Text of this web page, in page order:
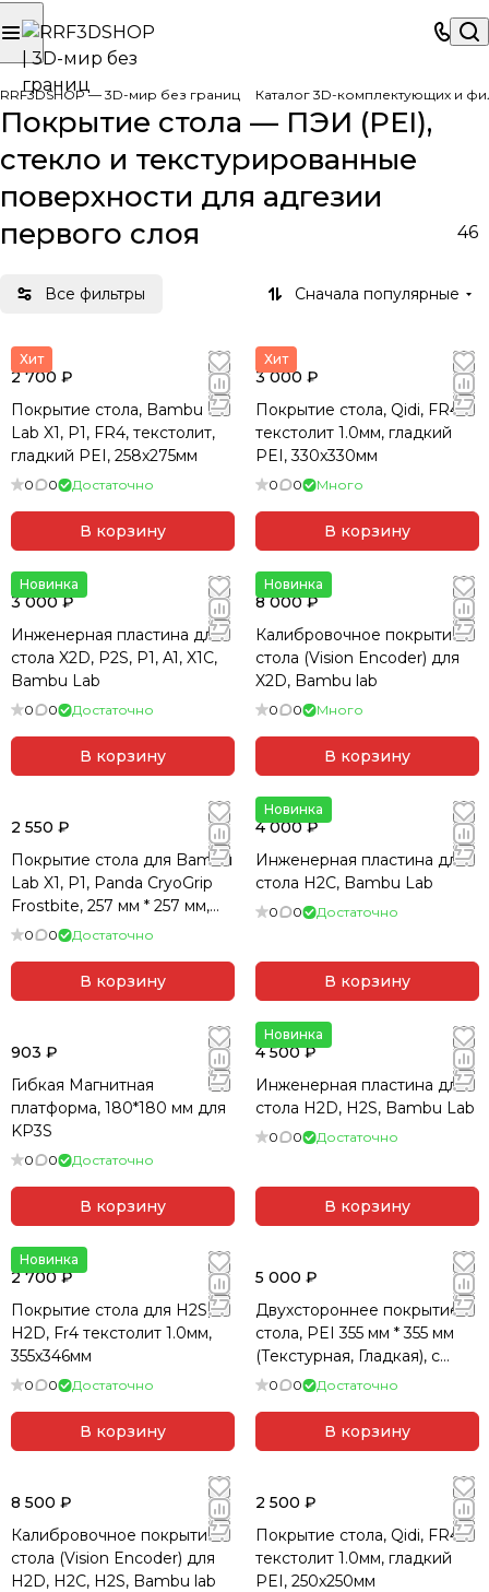
RRF3DSHOP — 3D-мир без границ Каталог 3D-комплектующих и
Покрытие стола — ПЭИ (PEI),
стекло и текстурированные
поверхности для адгезии
первого слоя
46
Все фильтры Сначала популярные
Хит
2 700 ₽
Покрытие стола, Bambu
Lab X1, P1, FR4, текстолит,
гладкий PEI, 258x275мм
0 0 Достаточно
В корзину
Хит
3 000 ₽
Покрытие стола, Qidi, FR4
текстолит 1.0мм, гладкий
PEI, 330x330мм
0 0 Много
В корзину
Новинка
3 000 ₽
Инженерная пластина для
стола X2D, P2S, P1, A1, X1C,
Bambu Lab
0 0 Достаточно
В корзину
Новинка
8 000 ₽
Калибровочное покрытие
стола (Vision Encoder) для
X2D, Bambu lab
0 0 Много
В корзину
2 550 ₽
Покрытие стола для Bambu
Lab X1, P1, Panda CryoGrip
Frostbite, 257 мм * 257 мм,
BTT
0 0 Достаточно
В корзину
Новинка
4 000 ₽
Инженерная пластина для
стола H2C, Bambu Lab
0 0 Достаточно
В корзину
903 ₽
Гибкая Магнитная
платформа, 180*180 мм для
KP3S
0 0 Достаточно
В корзину
Новинка
4 500 ₽
Инженерная пластина для
стола H2D, H2S, Bambu Lab
0 0 Достаточно
В корзину
Новинка
2 700 ₽
Покрытие стола для H2S,
H2D, Fr4 текстолит 1.0мм,
355x346мм
0 0 Достаточно
В корзину
5 000 ₽
Двухстороннее покрытие
стола, PEI 355 мм * 355 мм
(Текстурная, Гладкая), с
магнитом, V2.4R2, Trident
0 0 Достаточно
В корзину
8 500 ₽
Калибровочное покрытие
стола (Vision Encoder) для
H2D, H2C, H2S, Bambu lab
2 500 ₽
Покрытие стола, Qidi, FR4
текстолит 1.0мм, гладкий
PEI, 250x250мм